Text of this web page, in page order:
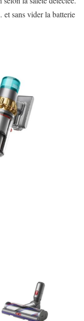
sans vider la batterie